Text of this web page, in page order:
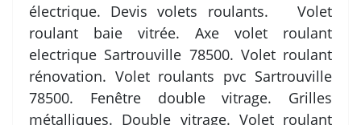
électrique. Devis volets roulants. Volet
roulant baie vitrée. Axe volet roulant
electrique Sartrouville 78500. Volet roulant
rénovation. Volet roulants pvc Sartrouville
78500. Fenêtre double vitrage. Grilles
métalliques. Double vitrage. Volet roulant